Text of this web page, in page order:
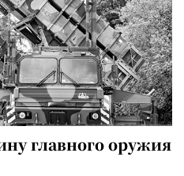
главного оружия